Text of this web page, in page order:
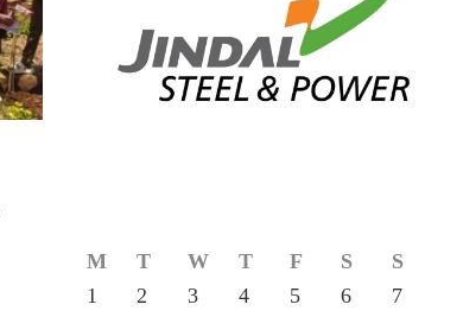
M T W T F S
S
1
2 3 4 5 6
7